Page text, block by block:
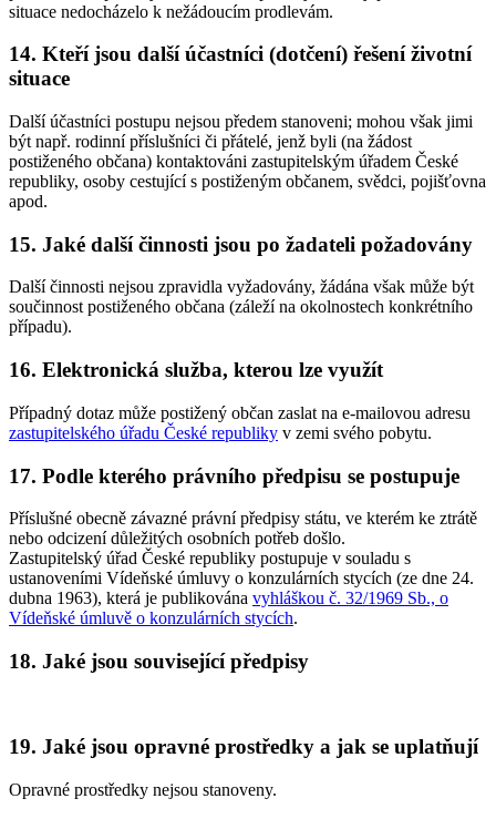
situace nedocházelo k nežádoucím prodlevám.
14. Kteří jsou další účastníci (dotčení) řešení životní
situace
Další účastníci postupu nejsou předem stanoveni; mohou však jimi
být např. rodinní příslušníci či přátelé, jenž byli (na žádost
postiženého občana) kontaktováni zastupitelským úřadem České
republiky, osoby cestující s postiženým občanem, svědci, pojišťovna
apod.
15. Jaké další činnosti jsou po žadateli požadovány
Další činnosti nejsou zpravidla vyžadovány, žádána však může být
součinnost postiženého občana (záleží na okolnostech konkrétního
případu).
16. Elektronická služba, kterou lze využít
Případný dotaz může postižený občan zaslat na e-mailovou adresu
zastupitelského úřadu České republiky v zemi svého pobytu.
17. Podle kterého právního předpisu se postupuje
Příslušné obecně závazné právní předpisy státu, ve kterém ke ztrátě
nebo odcizení důležitých osobních potřeb došlo.
Zastupitelský úřad České republiky postupuje v souladu s
ustanoveními Vídeňské úmluvy o konzulárních stycích (ze dne 24.
dubna 1963), která je publikována vyhláškou č. 32/1969 Sb., o
Vídeňské úmluvě o konzulárních stycích.
18. Jaké jsou související předpisy
19. Jaké jsou opravné prostředky a jak se uplatňují
Opravné prostředky nejsou stanoveny.